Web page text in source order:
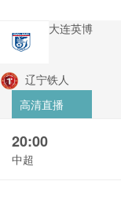
大连英博
辽宁铁人
高清直播
20:00
中超